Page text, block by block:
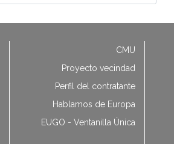
CMU
Proyecto vecindad
Perfil del contratante
Hablamos de Europa
EUGO - Ventanilla Única